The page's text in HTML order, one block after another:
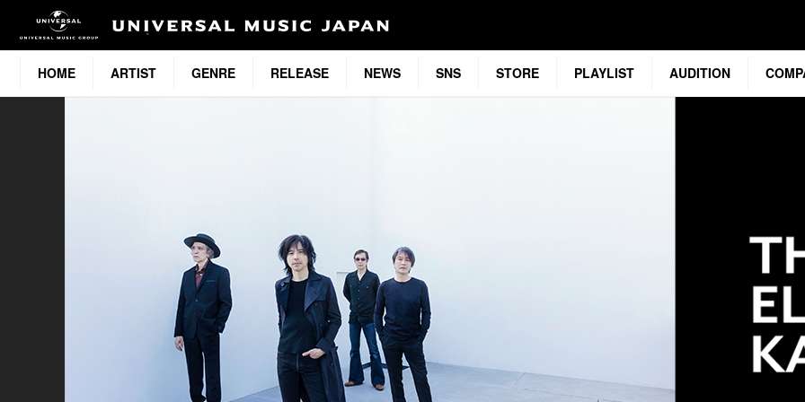
HOME ARTIST GENRE RELEASE NEWS SNS STORE PLAYLIST AUDITION